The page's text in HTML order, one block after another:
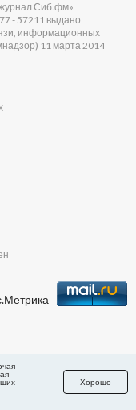
Сиб.фм».
- 57211 выдано
информационных
11 марта 2014
Хорошо